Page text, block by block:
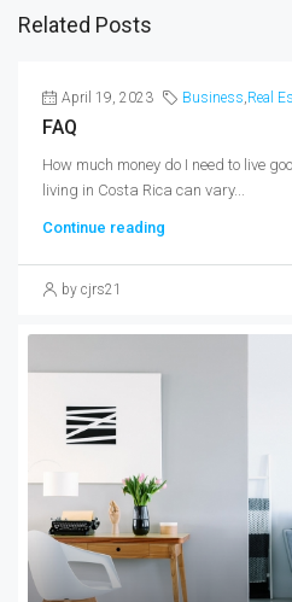
Related Posts
April 19, 2023 Business,Real
FAQ
How much money do I need to live
living in Costa Rica can vary...
Continue reading
by cjrs21